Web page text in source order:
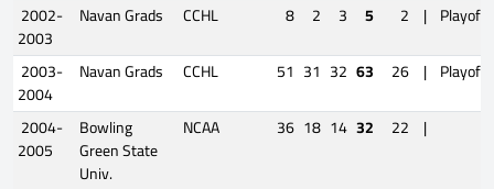
2002-
2003
Navan Grads CCHL 8 2 3 5 2 | Playoffs
2003-
2004
Navan Grads CCHL 51 31 32 63 26 | Playoffs
2004-
2005
Bowling
Green State
Univ.
NCAA 36 18 14 32 22 |